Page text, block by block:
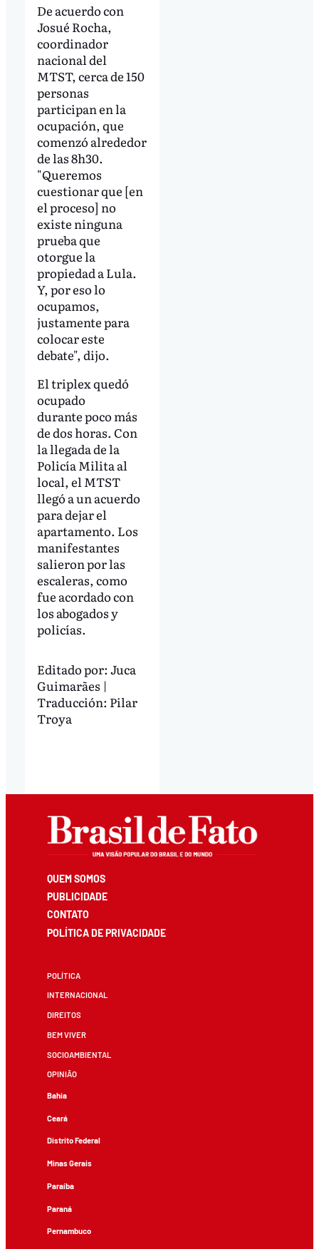
De acuerdo con
Josué Rocha,
coordinador
nacional del
MTST, cerca de 150
personas
participan en la
ocupación, que
comenzó alrededor
de las 8h30.
"Queremos
cuestionar que [en
el proceso] no
existe ninguna
prueba que
otorgue la
propiedad a Lula.
Y, por eso lo
ocupamos,
justamente para
colocar este
debate", dijo.
El triplex quedó
ocupado
durante poco más
de dos horas. Con
la llegada de la
Policía Milita al
local, el MTST
llegó a un acuerdo
para dejar el
apartamento. Los
manifestantes
salieron por las
escaleras, como
fue acordado con
los abogados y
policías.
Editado por: Juca
Guimarães |
Traducción: Pilar
Troya
QUEM SOMOS
PUBLICIDADE
CONTATO
POLÍTICA DE PRIVACIDADE
POLÍTICA
INTERNACIONAL
DIREITOS
BEM VIVER
SOCIOAMBIENTAL
OPINIÃO
Bahia
Ceará
Distrito Federal
Minas Gerais
Paraíba
Paraná
Pernambuco